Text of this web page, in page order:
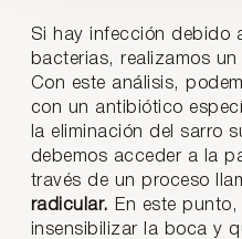
Si hay infección debido
bacterias, realizamos un
Con este análisis,
con un antibiótico
la eliminación del sarro
debemos acceder a la
través de un proceso
radicular. En este
insensibilizar la boca y